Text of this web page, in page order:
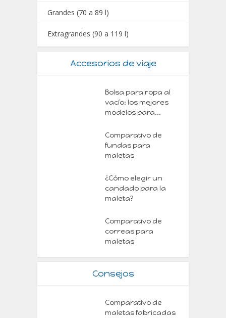
Grandes (70 a 89 l)
Extragrandes (90 a 119 l)
Accesorios de viaje
Bolsa para ropa al
vacío: los mejores
modelos para...
Comparativo de
fundas para
maletas
¿Cómo elegir un
candado para la
maleta?
Comparativo de
correas para
maletas
Consejos
Comparativo de
maletas fabricadas